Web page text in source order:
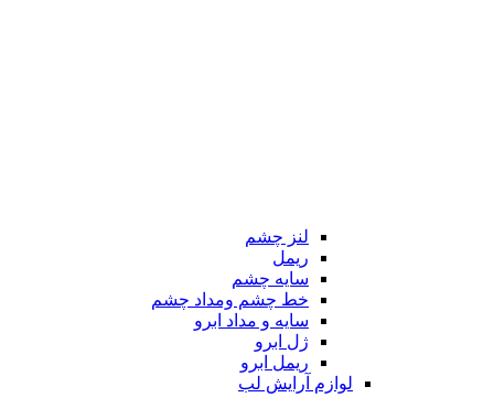
لنز چشم
ریمل
سایه چشم
خط چشم ومداد چشم
سایه و مداد ابرو
ژل ابرو
ریمل ابرو
لوازم آرایش لب